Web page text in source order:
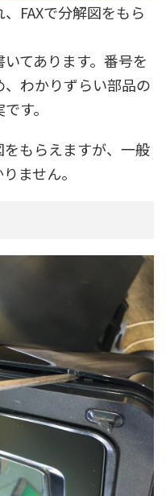
FAXで分解図をもら
てあります。番号を
わかりずらい部品の
す。
もらえますが、一般
ません。